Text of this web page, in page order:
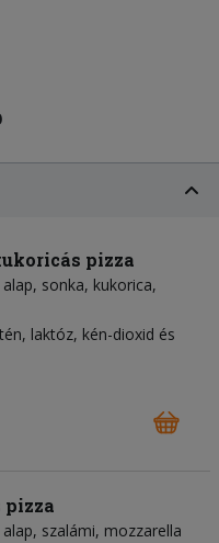
pizza
sonka kukorica
laktóz, kén-dioxid és
pizza
szalámi mozzarella